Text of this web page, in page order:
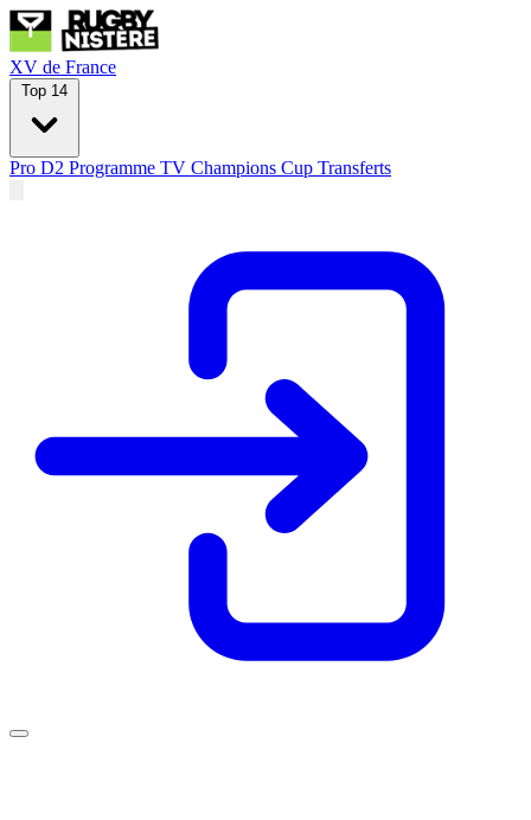
XV de France
Top 14
Pro D2 Programme TV Champions Cup Transferts